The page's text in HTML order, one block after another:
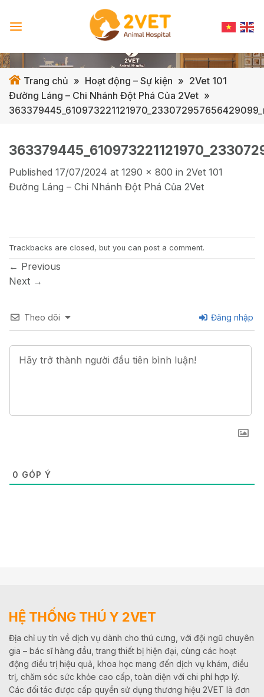
Trang chủ » Hoạt động – Sự kiện » 2Vet 101
Đường Láng – Chi Nhánh Đột Phá Của 2Vet »
Published 17/07/2024 at 1290 × 800 in 2Vet 101
Đường Láng – Chi Nhánh Đột Phá Của 2Vet
Trackbacks are closed, but you can post a comment.
← Previous
Next →
Theo dõi Đăng nhập
0 GÓP Ý
HỆ THỐNG THÚ Y 2VET
Địa chỉ uy tín về dịch vụ dành cho thú cưng, với đội ngũ chuyên
gia – bác sĩ hàng đầu, trang thiết bị hiện đại, cùng các hoạt
động điều trị hiệu quả, khoa học mang đến dịch vụ khám, điều
trị, chăm sóc sức khỏe cao cấp, toàn diện với chi phí hợp lý.
Các đối tác được cấp quyền sử dụng thương hiệu 2VET là đơn